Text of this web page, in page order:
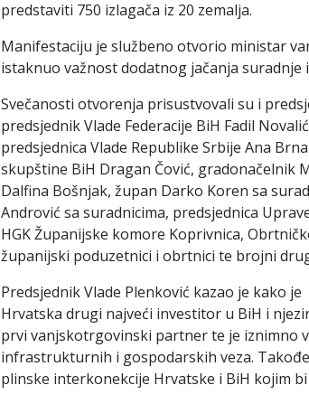
predstaviti 750 izlagača iz 20 zemalja.
Manifestaciju je službeno otvorio ministar
istaknuo važnost dodatnog jačanja suradnje
Svečanosti otvorenja prisustvovali su i
predsjednik Vlade Federacije BiH Fadil
predsjednica Vlade Republike Srbije Ana
skupštine BiH Dragan Čović, gradonačelnik
Dalfina Bošnjak, župan Darko Koren sa
Andrović sa suradnicima, predsjednica
HGK Županijske komore Koprivnica,
županijski poduzetnici i obrtnici te brojni
Predsjednik Vlade Plenković kazao je kako je
Hrvatska drugi najveći investitor u BiH i
prvi vanjskotrgovinski partner te je iznimno
infrastrukturnih i gospodarskih veza.
plinske interkonekcije Hrvatske i BiH kojim